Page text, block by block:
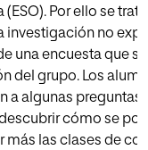
Por ello se
investigación no
una encuesta que
del grupo. Los
a algunas preguntas
cómo se
más las clases de